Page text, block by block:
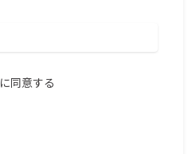
に同意する